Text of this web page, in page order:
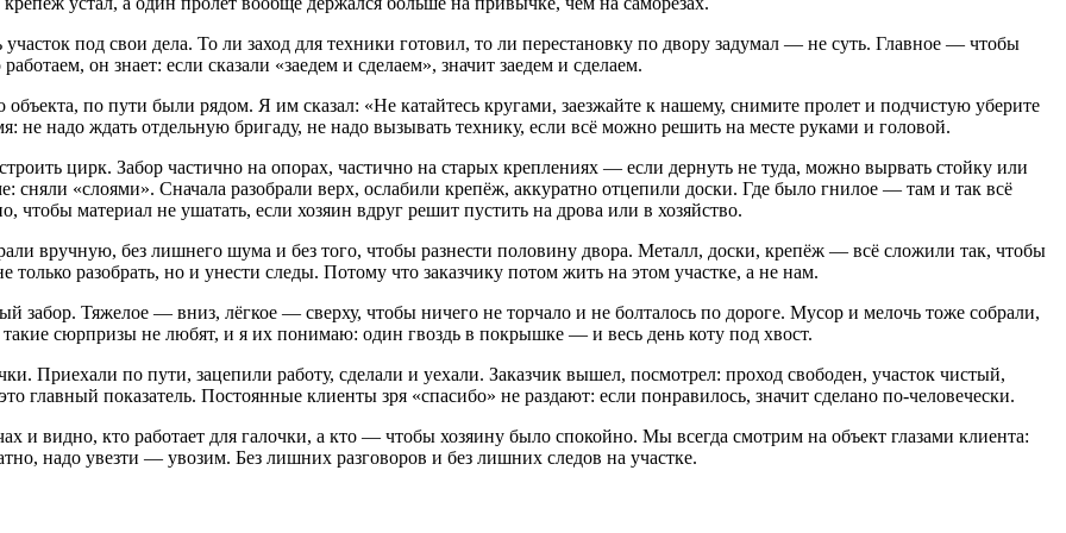
под свои дела. То ли заход для техники готовил, то ли перестановку по двору задумал — не суть. Главное — чтобы
он знает: если сказали «заедем и сделаем», значит заедем и сделаем.
по пути были рядом. Я им сказал: «Не катайтесь кругами, заезжайте к нашему, снимите пролет и подчистую уберите
не надо ждать отдельную бригаду, не надо вызывать технику, если всё можно решить на месте руками и головой.
цирк. Забор частично на опорах, частично на старых креплениях — если дернуть не туда, можно вырвать стойку или
«слоями». Сначала разобрали верх, ослабили крепёж, аккуратно отцепили доски. Где было гнилое — там и так всё
чтобы материал не ушатать, если хозяин вдруг решит пустить на дрова или в хозяйство.
вручную, без лишнего шума и без того, чтобы разнести половину двора. Металл, доски, крепёж — всё сложили так, чтобы
разобрать, но и унести следы. Потому что заказчику потом жить на этом участке, а не нам.
забор. Тяжелое — вниз, лёгкое — сверху, чтобы ничего не торчало и не болталось по дороге. Мусор и мелочь тоже собрали,
сюрпризы не любят, и я их понимаю: один гвоздь в покрышке — и весь день коту под хвост.
Приехали по пути, зацепили работу, сделали и уехали. Заказчик вышел, посмотрел: проход свободен, участок чистый,
главный показатель. Постоянные клиенты зря «спасибо» не раздают: если понравилось, значит сделано по-человечески.
и видно, кто работает для галочки, а кто — чтобы хозяину было спокойно. Мы всегда смотрим на объект глазами клиента:
надо увезти — увозим. Без лишних разговоров и без лишних следов на участке.